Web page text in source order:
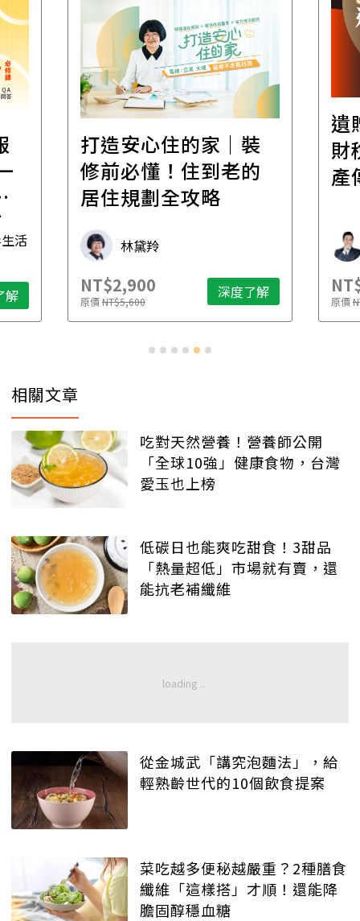
活
解
打造安心住的家｜裝
修前必懂！住到老的
居住規劃全攻略
林黛羚
NT$2,900
原價NT$5,600 深度了解
遺
財
產
原價
相關文章
吃對天然營養！營養師公開
「全球10強」健康食物，台灣
愛玉也上榜
低碳日也能爽吃甜食！3甜品
「熱量超低」市場就有賣，還
能抗老補纖維
從金城武「講究泡麵法」，給
輕熟齡世代的10個飲食提案
菜吃越多便秘越嚴重？2種膳食
纖維「這樣搭」才順！還能降
膽固醇穩血糖